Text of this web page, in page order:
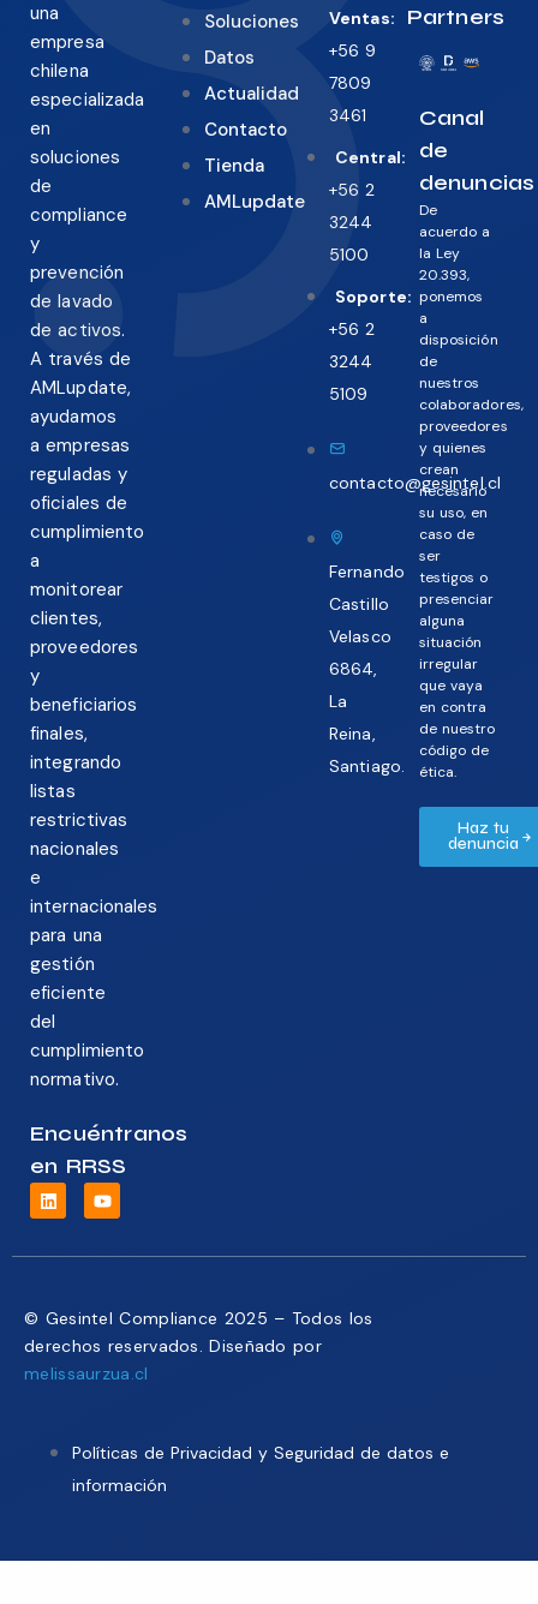
una
empresa
chilena
especializada
en
soluciones
de
compliance
y
prevención
de lavado
de activos.
A través de
AMLupdate,
ayudamos
a empresas
reguladas y
oficiales de
cumplimiento
a
monitorear
clientes,
proveedores
y
beneficiarios
finales,
integrando
listas
restrictivas
nacionales
e
internacionales
para una
gestión
eficiente
del
cumplimiento
normativo.
Encuéntranos
en RRSS
Soluciones
Datos
Actualidad
Contacto
Tienda
AMLupdate
Ventas:
+56 9
7809
3461
Central:
+56 2
3244
5100
Soporte:
+56 2
3244
5109
contacto@gesintel.cl
Fernando
Castillo
Velasco
6864,
La
Reina,
Santiago.
Partners
Canal
de
denuncias
De
acuerdo a
la Ley
20.393,
ponemos
a
disposición
de
nuestros
colaboradores,
proveedores
y quienes
crean
necesario
su uso, en
caso de
ser
testigos o
presenciar
alguna
situación
irregular
que vaya
en contra
de nuestro
código de
ética.
Haz tu
denuncia
© Gesintel Compliance 2025 – Todos los
derechos reservados. Diseñado por
melissaurzua.cl
Políticas de Privacidad y Seguridad de datos e
información